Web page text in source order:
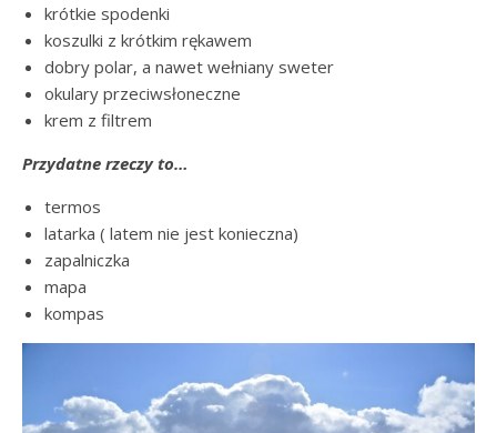
krótkie spodenki
koszulki z krótkim rękawem
dobry polar, a nawet wełniany sweter
okulary przeciwsłoneczne
krem z filtrem
Przydatne rzeczy to…
termos
latarka ( latem nie jest konieczna)
zapalniczka
mapa
kompas